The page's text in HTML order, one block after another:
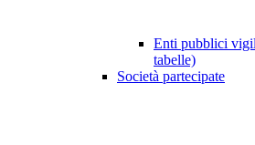
Enti pubblici
tabelle)
Società partecipate